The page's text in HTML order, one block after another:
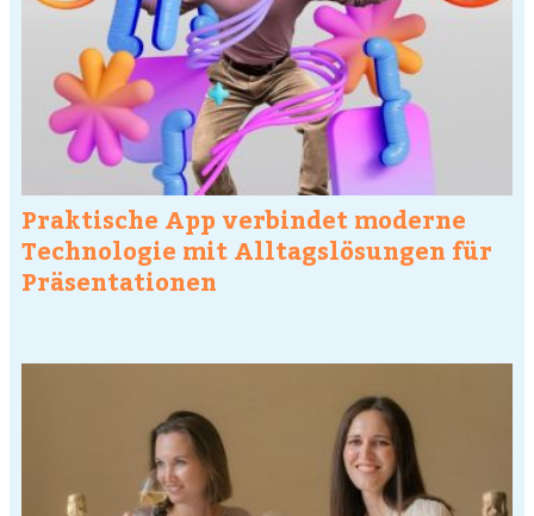
Praktische App verbindet moderne
Technologie mit Alltagslösungen für
Präsentationen